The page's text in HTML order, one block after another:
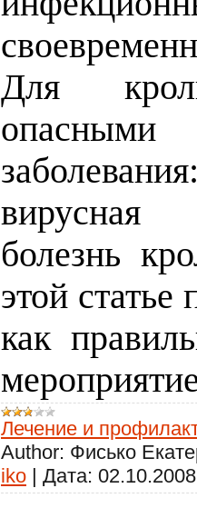
Для
вирусная
болезнь
этой статье
как
Лечение и
Author: Фисько
iko | Дата: 02.10.2008